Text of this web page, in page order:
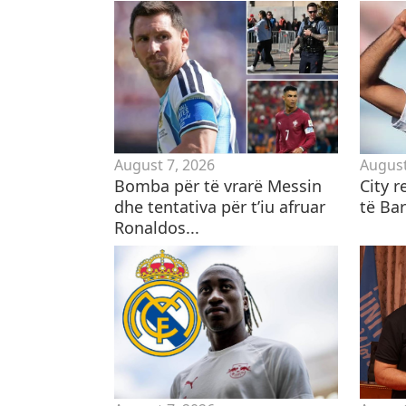
August 7, 2026
Bomba për të vrarë Messin
dhe tentativa për t’iu afruar
Ronaldos...
City
të